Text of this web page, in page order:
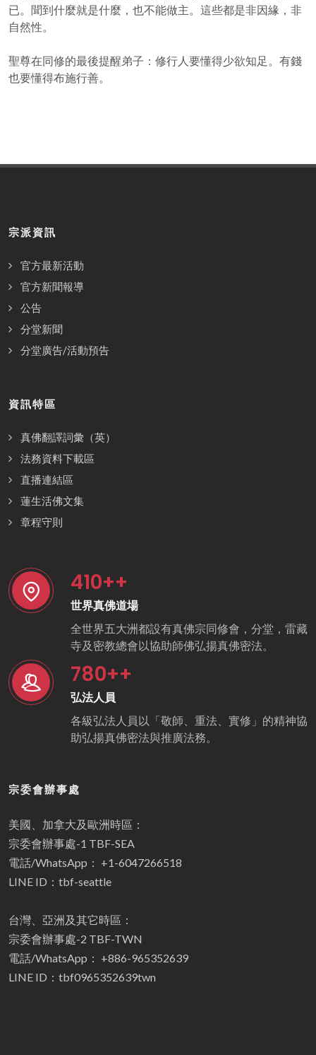
已。聞到什麼就是什麼，也不能做主。這些都是非因緣，非
自然性。
聖尊在同修的最後提醒弟子：修行人要懂得少欲知足。有錢
也要懂得布施行善。
宗派資訊
官方最新活動
官方新聞報導
公告
分堂新聞
分堂廣告/活動預告
資訊特區
真佛翻譯詞彙（英）
法務資料下載區
直播連結區
蓮生活佛文集
章程守則
410++
世界真佛道場
全世界五大洲都設有真佛宗同修會，分堂，雷藏
寺及密教總會以協助師佛弘揚真佛密法。
780++
弘法人員
各級弘法人員以「敬師、重法、實修」的精神協
助弘揚真佛密法與推廣法務。
宗委會辦事處
美國、加拿大及歐洲時區：
宗委會辦事處-1 TBF-SEA
電話/WhatsApp： +1-6047266518
LINE ID：tbf-seattle
台灣、亞洲及其它時區：
宗委會辦事處-2 TBF-TWN
電話/WhatsApp： +886-965352639
LINE ID：tbf0965352639twn